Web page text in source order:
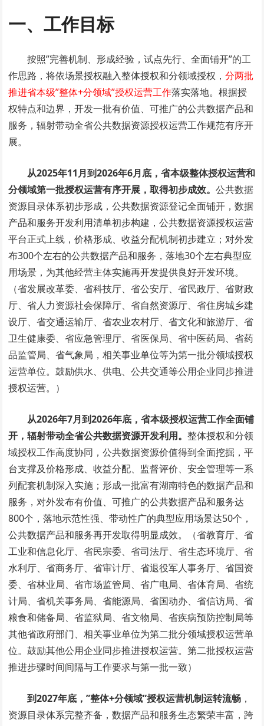
一、工作目标
按照”完善机制、形成经验，试点先行、全面铺开”的工
作思路，将依场景授权融入整体授权和分领域授权，分两批
推进省本级”整体+分领域”授权运营工作落实落地。根据授
权特点和边界，开发一批有价值、可推广的公共数据产品和
服务，辐射带动全省公共数据资源授权运营工作规范有序开
展。
从2025年11月到2026年6月底，省本级整体授权运营和
分领域第一批授权运营有序开展，取得初步成效。公共数据
资源目录体系初步形成，公共数据资源登记全面铺开，数据
产品和服务开发利用清单初步构建，公共数据资源授权运营
平台正式上线，价格形成、收益分配机制初步建立；对外发
布300个左右的公共数据产品和服务，落地30个左右典型应
用场景，为其他经营主体实施再开发提供良好开发环境。
（省发展改革委、省科技厅、省公安厅、省民政厅、省财政
厅、省人力资源社会保障厅、省自然资源厅、省住房城乡建
设厅、省交通运输厅、省农业农村厅、省文化和旅游厅、省
卫生健康委、省应急管理厅、省医保局、省中医药局、省药
品监管局、省气象局，相关事业单位等为第一批分领域授权
运营单位。鼓励供水、供电、公共交通等公用企业同步推进
授权运营。）
从2026年7月到2026年底，省本级授权运营工作全面铺
开，辐射带动全省公共数据资源开发利用。整体授权和分领
域授权工作高度协同，公共数据资源价值得到全面挖掘，平
台支撑及价格形成、收益分配、监督评价、安全管理等一系
列配套机制深入实施；形成一批富有湖南特色的数据产品和
服务，对外发布有价值、可推广的公共数据产品和服务达
800个，落地示范性强、带动性广的典型应用场景达50个，
公共数据产品和服务再开发取得明显成效。（省教育厅、省
工业和信息化厅、省民宗委、省司法厅、省生态环境厅、省
水利厅、省商务厅、省审计厅、省退役军人事务厅、省国资
委、省林业局、省市场监管局、省广电局、省体育局、省统
计局、省机关事务局、省能源局、省国动办、省信访局、省
粮食和储备局、省监狱局、省文物局、省疾病预防控制局等
其他省政府部门、相关事业单位为第二批分领域授权运营单
位。鼓励其他公用企业同步推进授权运营。第二批授权运营
推进步骤时间间隔与工作要求与第一批一致）
到2027年底，”整体+分领域”授权运营机制运转流畅 ，
资源目录体系完整齐备，数据产品和服务生态繁荣丰富，跨